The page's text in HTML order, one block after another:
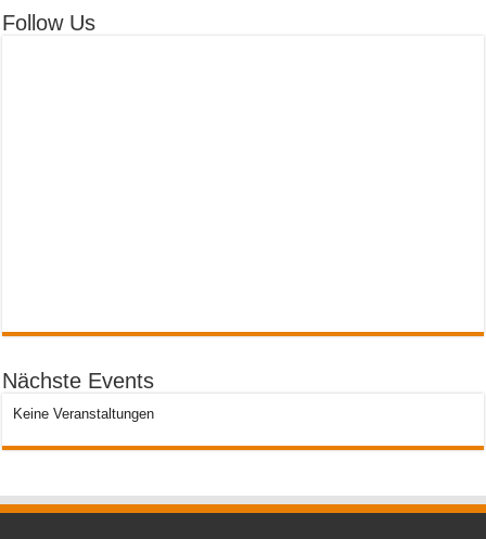
Follow Us
Nächste Events
Keine Veranstaltungen